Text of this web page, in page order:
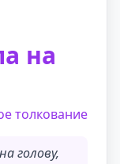
на
толкование
голову,